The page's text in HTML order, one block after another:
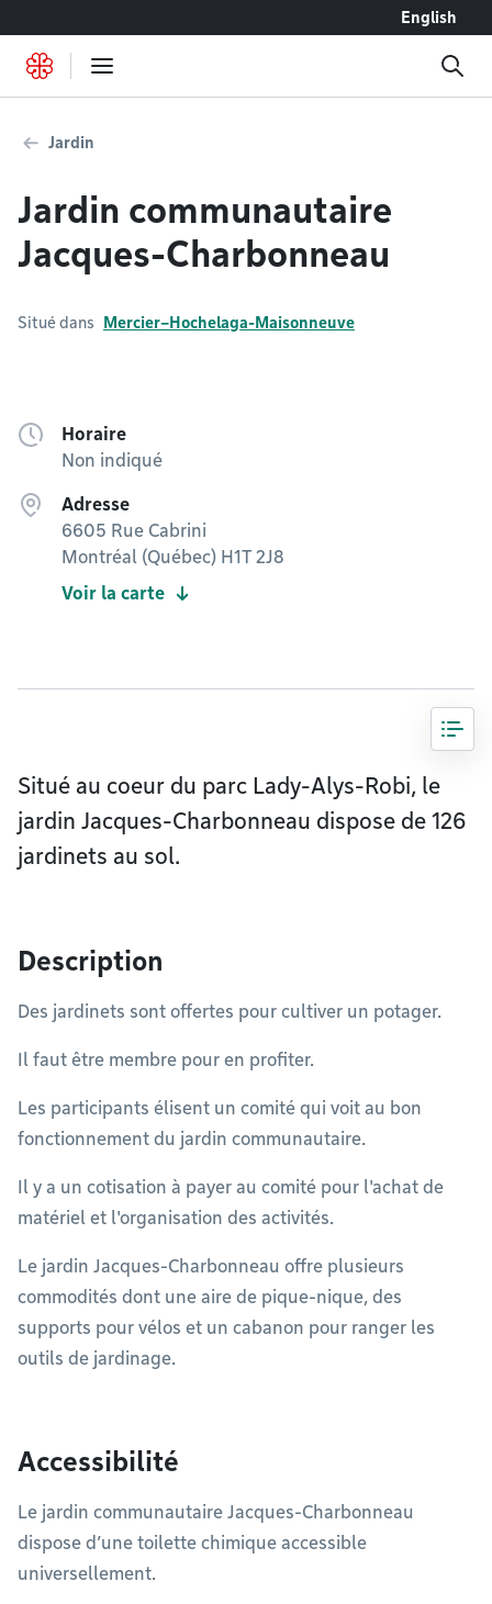
English
Jardin
Jardin communautaire
Jacques-Charbonneau
Situé dans Mercier–Hochelaga-Maisonneuve
Horaire
Non indiqué
Adresse
6605 Rue Cabrini
Montréal (Québec) H1T 2J8
Voir la carte
Situé au coeur du parc Lady-Alys-Robi, le
jardin Jacques-Charbonneau dispose de 126
jardinets au sol.
Description
Des jardinets sont offertes pour cultiver un potager.
Il faut être membre pour en profiter.
Les participants élisent un comité qui voit au bon
fonctionnement du jardin communautaire.
Il y a un cotisation à payer au comité pour l'achat de
matériel et l'organisation des activités.
Le jardin Jacques-Charbonneau offre plusieurs
commodités dont une aire de pique-nique, des
supports pour vélos et un cabanon pour ranger les
outils de jardinage.
Accessibilité
Le jardin communautaire Jacques-Charbonneau
dispose d’une toilette chimique accessible
universellement.